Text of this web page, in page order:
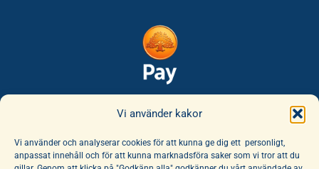
Vi använder kakor
Vi använder och analyserar cookies för att kunna ge dig ett personligt,
anpassat innehåll och för att kunna marknadsföra saker som vi tror att du
Säker leverans: